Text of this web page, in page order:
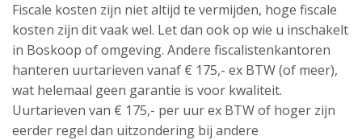
Fiscale kosten zijn niet altijd te vermijden, hoge fiscale
kosten zijn dit vaak wel. Let dan ook op wie u inschakelt
in Boskoop of omgeving. Andere fiscalistenkantoren
hanteren uurtarieven vanaf € 175,- ex BTW (of meer),
wat helemaal geen garantie is voor kwaliteit.
Uurtarieven van € 175,- per uur ex BTW of hoger zijn
eerder regel dan uitzondering bij andere